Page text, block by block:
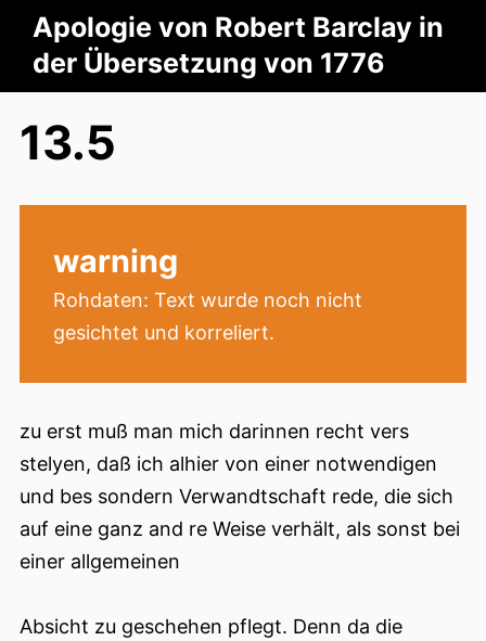
Apologie von Robert Barclay in
der Übersetzung von 1776
13.5
warning
Rohdaten: Text wurde noch nicht
gesichtet und korreliert.
zu erst muß man mich darinnen recht vers
stelyen, daß ich alhier von einer notwendigen
und bes sondern Verwandtschaft rede, die sich
auf eine ganz and re Weise verhält, als sonst bei
einer allgemeinen
Absicht zu geschehen pflegt. Denn da die